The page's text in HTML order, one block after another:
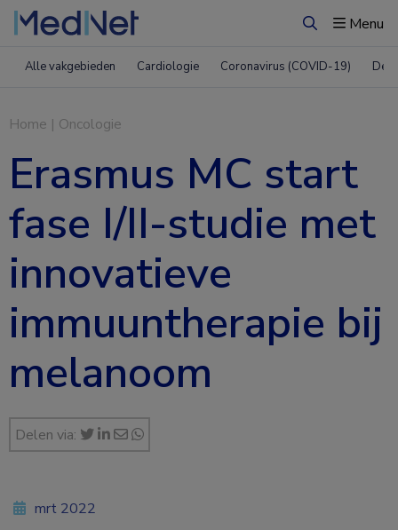
ZoekenMenu
Alle vakgebieden Cardiologie Coronavirus (COVID-19)
Home | Oncologie
Erasmus MC start
fase I/II-studie met
innovatieve
immuuntherapie bij
melanoom
Delen via:
mrt 2022